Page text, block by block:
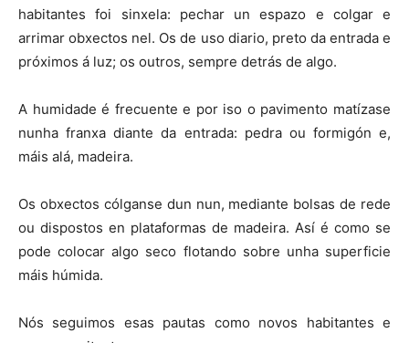
habitantes foi sinxela: pechar un espazo e colgar e
arrimar obxectos nel. Os de uso diario, preto da entrada e
próximos á luz; os outros, sempre detrás de algo.
A humidade é frecuente e por iso o pavimento matízase
nunha franxa diante da entrada: pedra ou formigón e,
máis alá, madeira.
Os obxectos cólganse dun nun, mediante bolsas de rede
ou dispostos en plataformas de madeira. Así é como se
pode colocar algo seco flotando sobre unha superficie
máis húmida.
Nós seguimos esas pautas como novos habitantes e